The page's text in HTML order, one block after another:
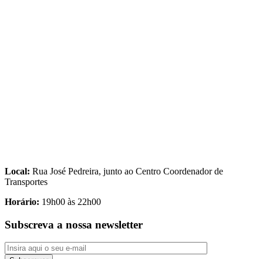
Local: Rua José Pedreira, junto ao Centro Coordenador de
Transportes
Horário: 19h00 às 22h00
Subscreva a nossa newsletter